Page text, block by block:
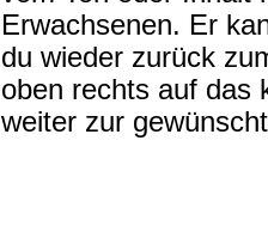
Erwachsenen. Er
du wieder zurück
oben rechts auf das
weiter zur